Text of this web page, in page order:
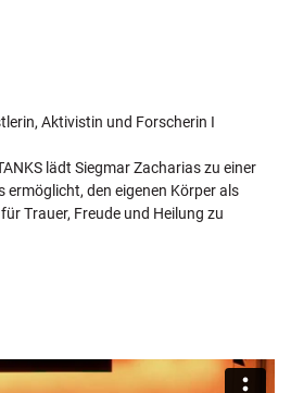
Aktivistin und Forscherin I
lädt Siegmar Zacharias zu einer
ermöglicht, den eigenen Körper als
Trauer, Freude und Heilung zu